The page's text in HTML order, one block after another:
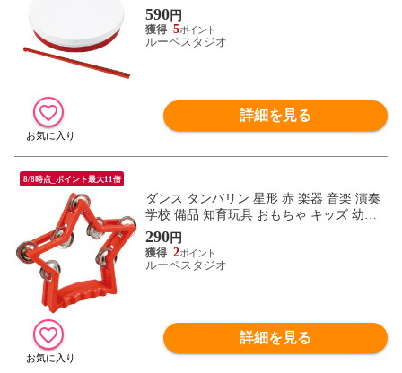
芸会 お遊戯会 鳴り物 楽器 キッズ おもち
ゃ 踊り 民謡 琉球 ダンス 体操 室内
590円
5
ルーペスタジオ
詳細を見る
8/8時点_ポイント最大11倍
ダンス タンバリン 星形 赤 楽器 音楽 演奏
学校 備品 知育玩具 おもちゃ キッズ 幼児
女の子 男の子 子供 幼稚園 小学生 楽器 発
表会 音楽会 室内
290円
2
ルーペスタジオ
詳細を見る